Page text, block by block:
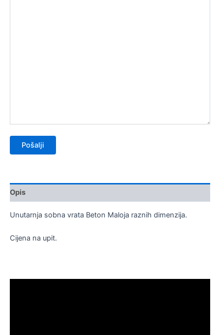
Opis
Unutarnja sobna vrata Beton Maloja raznih dimenzija.
Cijena na upit.